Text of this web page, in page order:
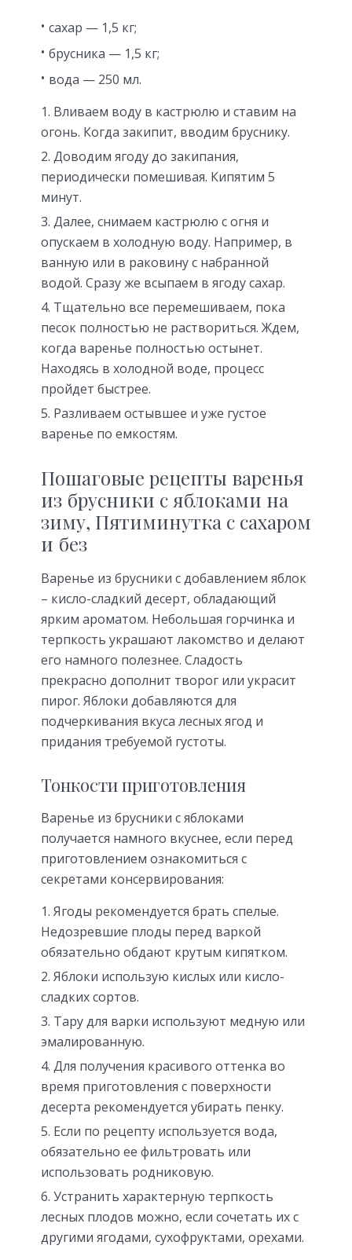
сахар — 1,5 кг;
брусника — 1,5 кг;
вода — 250 мл.
Вливаем воду в кастрюлю и ставим на
огонь. Когда закипит, вводим бруснику.
Доводим ягоду до закипания,
периодически помешивая. Кипятим 5
минут.
Далее, снимаем кастрюлю с огня и
опускаем в холодную воду. Например, в
ванную или в раковину с набранной
водой. Сразу же всыпаем в ягоду сахар.
Тщательно все перемешиваем, пока
песок полностью не раствориться. Ждем,
когда варенье полностью остынет.
Находясь в холодной воде, процесс
пройдет быстрее.
Разливаем остывшее и уже густое
варенье по емкостям.
Пошаговые рецепты варенья
из брусники с яблоками на
зиму, Пятиминутка с сахаром
и без
Варенье из брусники с добавлением яблок
– кисло-сладкий десерт, обладающий
ярким ароматом. Небольшая горчинка и
терпкость украшают лакомство и делают
его намного полезнее. Сладость
прекрасно дополнит творог или украсит
пирог. Яблоки добавляются для
подчеркивания вкуса лесных ягод и
придания требуемой густоты.
Тонкости приготовления
Варенье из брусники с яблоками
получается намного вкуснее, если перед
приготовлением ознакомиться с
секретами консервирования:
Ягоды рекомендуется брать спелые.
Недозревшие плоды перед варкой
обязательно обдают крутым кипятком.
Яблоки использую кислых или кисло-
сладких сортов.
Тару для варки используют медную или
эмалированную.
Для получения красивого оттенка во
время приготовления с поверхности
десерта рекомендуется убирать пенку.
Если по рецепту используется вода,
обязательно ее фильтровать или
использовать родниковую.
Устранить характерную терпкость
лесных плодов можно, если сочетать их с
другими ягодами, сухофруктами, орехами.